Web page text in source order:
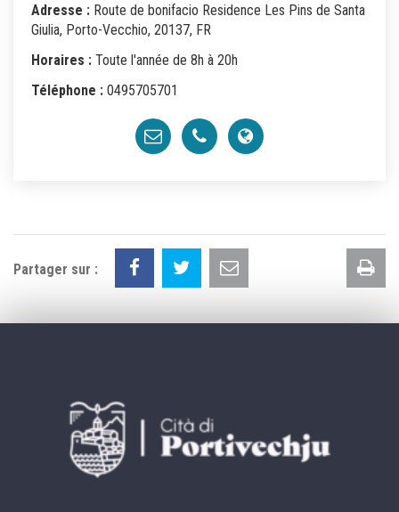
Adresse : Route de bonifacio Residence Les Pins de Santa
Giulia, Porto-Vecchio, 20137, FR
Horaires : Toute l'année de 8h à 20h
Téléphone : 0495705701
Partager sur :
la